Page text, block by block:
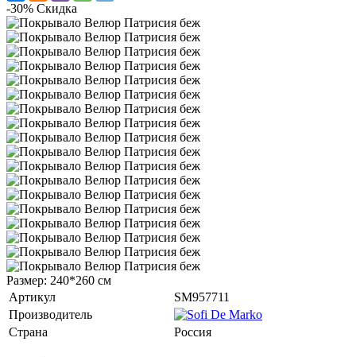
-30% Скидка
Размер: 240*260 см
Артикул
SM957711
Производитель
Страна
Россия